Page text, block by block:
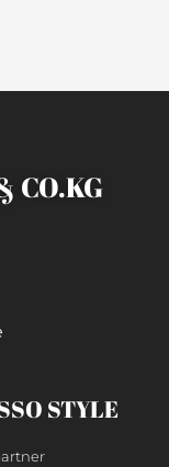
CO.KG
STYLE